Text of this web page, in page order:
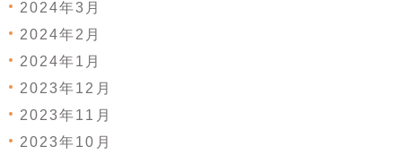
2024年3月
2024年2月
2024年1月
2023年12月
2023年11月
2023年10月